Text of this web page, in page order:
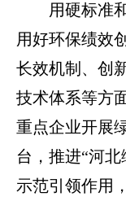
用硬标准
用好环保绩效
长效机制、创
技术体系等方
重点企业开展
台，推进“河
示范引领作用